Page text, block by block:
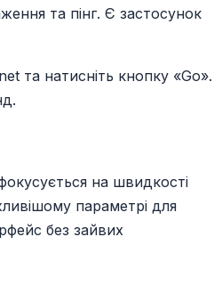
та пінг. Є застосунок
та натисніть кнопку «Go».
на швидкості
параметрі для
без зайвих